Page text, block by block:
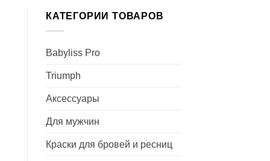
КАТЕГОРИИ ТОВАРОВ
Babyliss Pro
Triumph
Аксессуары
Для мужчин
Краски для бровей и ресниц